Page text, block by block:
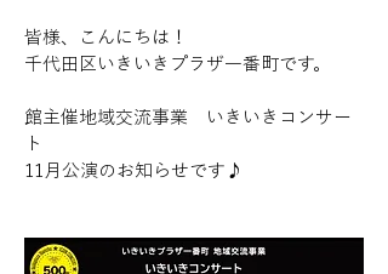
皆様、こんにちは！
千代田区いきいきプラザ一番町です。
館主催地域交流事業　いきいきコンサー
ト
11月公演のお知らせです♪